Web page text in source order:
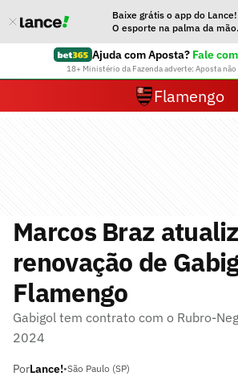
Baixe grátis o app do Lance!
O esporte na palma da mão.
Ajuda com Aposta? Fale
18+ Ministério da Fazenda adverte: Aposta
Flamengo
Marcos Braz
renovação de
Flamengo
Gabigol tem contrato com o Rubro-
2024
PorLance!•São Paulo (SP)